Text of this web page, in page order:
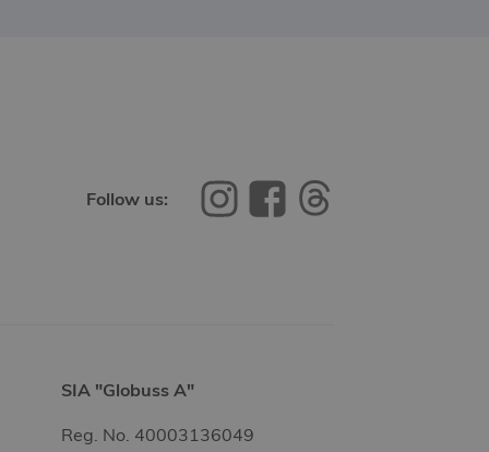
Follow us:
SIA "Globuss A"
Reg. No. 40003136049